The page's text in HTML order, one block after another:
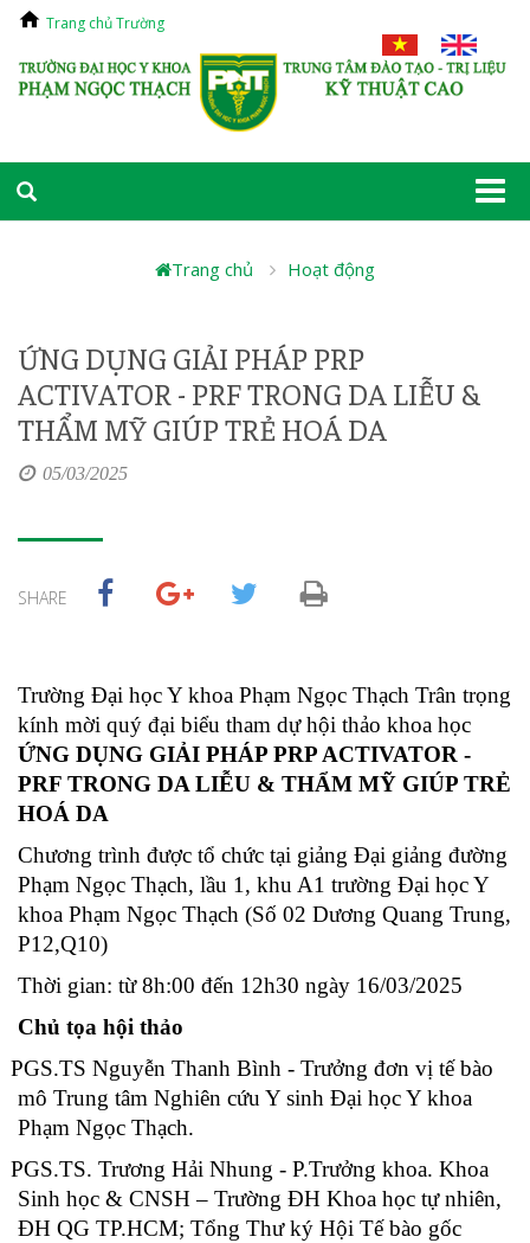
Trang chủ Trường
Trang chủ Hoạt động
ỨNG DỤNG GIẢI PHÁP PRP
ACTIVATOR - PRF TRONG DA LIỄU &
THẨM MỸ GIÚP TRẺ HOÁ DA
05/03/2025
SHARE
Trường Đại học Y khoa Phạm Ngọc Thạch Trân trọng
kính mời quý đại biểu tham dự hội thảo khoa học
ỨNG DỤNG GIẢI PHÁP PRP ACTIVATOR -
PRF TRONG DA LIỄU & THẨM MỸ GIÚP TRẺ
HOÁ DA
Chương trình được tổ chức tại giảng Đại giảng đường
Phạm Ngọc Thạch, lầu 1, khu A1 trường Đại học Y
khoa Phạm Ngọc Thạch (Số 02 Dương Quang Trung,
P12,Q10)
Thời gian: từ 8h:00 đến 12h30 ngày 16/03/2025
Chủ tọa hội thảo
PGS.TS Nguyễn Thanh Bình - Trưởng đơn vị tế bào
mô Trung tâm Nghiên cứu Y sinh Đại học Y khoa
Phạm Ngọc Thạch.
PGS.TS. Trương Hải Nhung - P.Trưởng khoa. Khoa
Sinh học & CNSH – Trường ĐH Khoa học tự nhiên,
ĐH QG TP.HCM; Tổng Thư ký Hội Tế bào gốc